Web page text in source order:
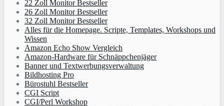
22 Zoll Monitor Bestseller
26 Zoll Monitor Bestseller
32 Zoll Monitor Bestseller
Alles für die Homepage. Scripte, Templates, Workshops und
Wissen
Amazon Echo Show Vergleich
Amazon-Hardware für Schnäppchenjäger
Banner und Textwerbungsverwaltung
Bildhosting Pro
Bürostuhl Bestseller
CGI Script
CGI/Perl Workshop